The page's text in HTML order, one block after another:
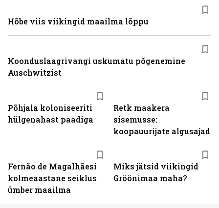
Põhjala koloniseeriti
hülgenahast paadiga
Retk maakera
sisemusse:
koopauurijate algusajad
Fernão de Magalhãesi
kolmeaastane seiklus
ümber maailma
Miks jätsid viikingid
Gröönimaa maha?
Hõbe viis viikingid maailma lõppu
Koonduslaagrivangi uskumatu põgenemine
Auschwitzist